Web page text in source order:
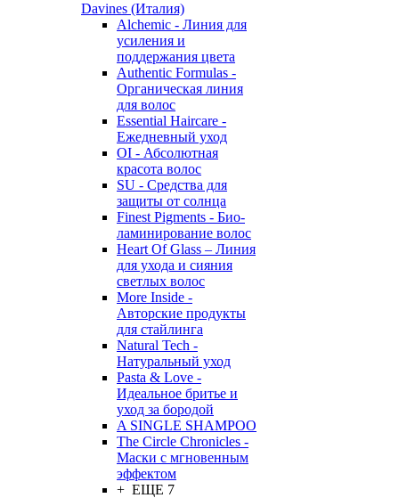
Davines (Италия)
Alchemic - Линия для
усиления и
поддержания цвета
Authentic Formulas -
Органическая линия
для волос
Essential Haircare -
Eжедневный уход
OI - Абсолютная
красота волос
SU - Средства для
защиты от солнца
Finest Pigments - Био-
ламинирование волос
Heart Of Glass – Линия
для ухода и сияния
светлых волос
More Inside -
Авторские продукты
для стайлинга
Natural Tech -
Натуральный уход
Pasta & Love -
Идеальное бритье и
уход за бородой
A SINGLE SHAMPOO
The Circle Chronicles -
Маски с мгновенным
эффектом
+ ЕЩЕ 7